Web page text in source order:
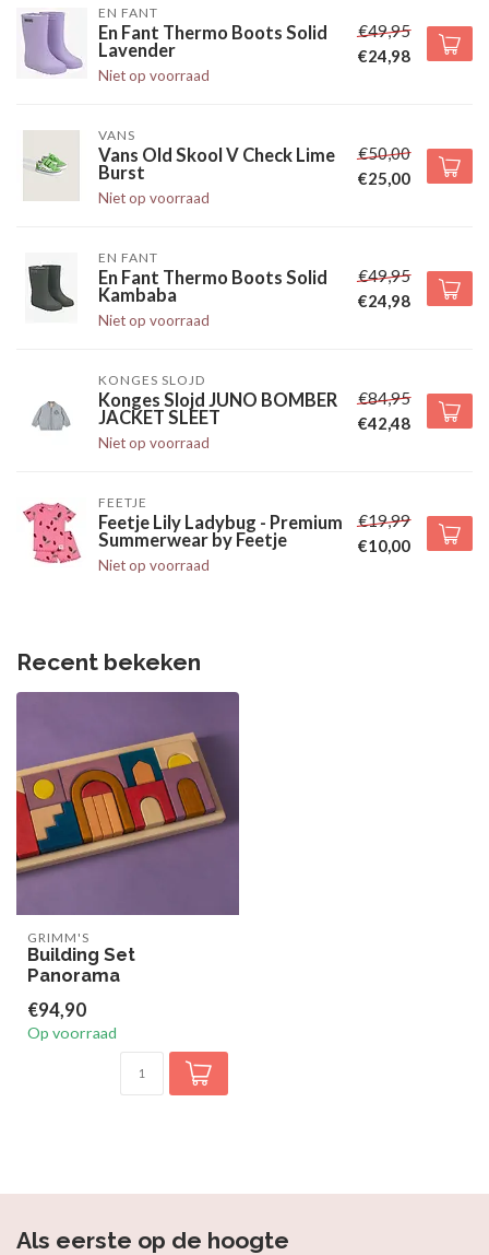
EN FANT
En Fant Thermo Boots Solid
Lavender
Niet op voorraad
€49,95
€24,98
VANS
Vans Old Skool V Check Lime
Burst
Niet op voorraad
€50,00
€25,00
EN FANT
En Fant Thermo Boots Solid
Kambaba
Niet op voorraad
€49,95
€24,98
KONGES SLOJD
Konges Slojd JUNO BOMBER
JACKET SLEET
Niet op voorraad
€84,95
€42,48
FEETJE
Feetje Lily Ladybug - Premium
Summerwear by Feetje
Niet op voorraad
€19,99
€10,00
Recent bekeken
GRIMM'S
Building Set
Panorama
€94,90
Op voorraad
Als eerste op de hoogte